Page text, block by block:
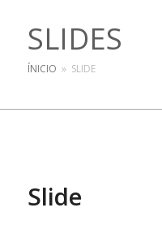
SLIDES
ÍNICIO » SLIDE
Slide